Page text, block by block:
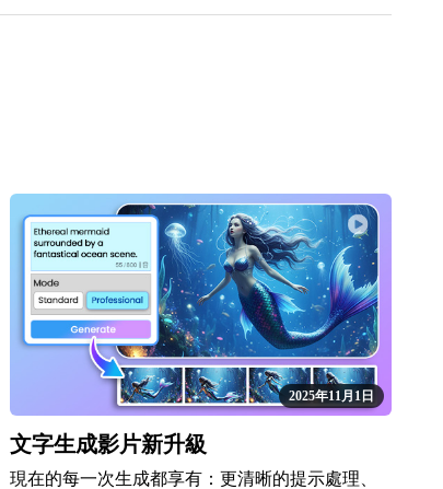
2025年11月1日
文字生成影片新升級
現在的每一次生成都享有：更清晰的提示處理、